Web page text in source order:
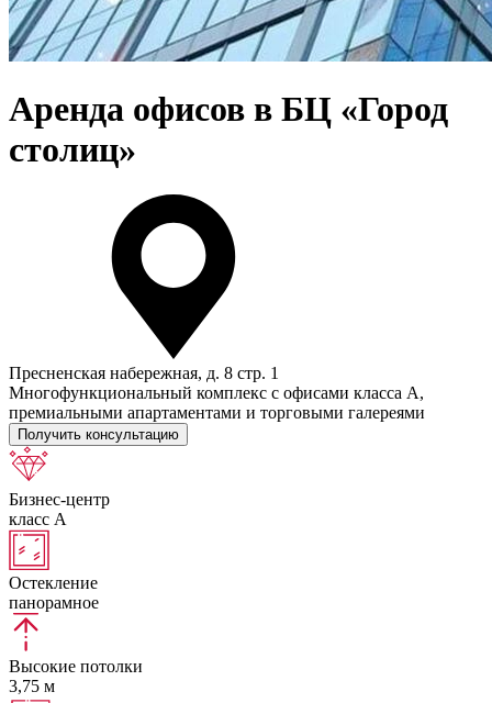
Аренда офисов в БЦ «Город
столиц»
Пресненская набережная, д. 8 стр. 1
Многофункциональный комплекс с офисами класса А,
премиальными апартаментами и торговыми галереями
Получить консультацию
Бизнес-центр
класс А
Остекление
панорамное
Высокие потолки
3,75 м